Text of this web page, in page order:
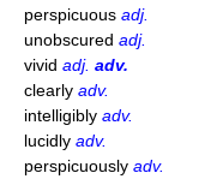
perspicuous adj.
unobscured adj.
vivid adj. adv.
clearly adv.
intelligibly adv.
lucidly adv.
perspicuously adv.